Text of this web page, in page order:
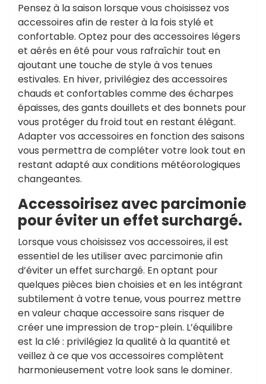
Pensez à la saison lorsque vous choisissez vos
accessoires afin de rester à la fois stylé et
confortable. Optez pour des accessoires légers
et aérés en été pour vous rafraîchir tout en
ajoutant une touche de style à vos tenues
estivales. En hiver, privilégiez des accessoires
chauds et confortables comme des écharpes
épaisses, des gants douillets et des bonnets pour
vous protéger du froid tout en restant élégant.
Adapter vos accessoires en fonction des saisons
vous permettra de compléter votre look tout en
restant adapté aux conditions météorologiques
changeantes.
Accessoirisez avec parcimonie
pour éviter un effet surchargé.
Lorsque vous choisissez vos accessoires, il est
essentiel de les utiliser avec parcimonie afin
d’éviter un effet surchargé. En optant pour
quelques pièces bien choisies et en les intégrant
subtilement à votre tenue, vous pourrez mettre
en valeur chaque accessoire sans risquer de
créer une impression de trop-plein. L’équilibre
est la clé : privilégiez la qualité à la quantité et
veillez à ce que vos accessoires complètent
harmonieusement votre look sans le dominer.